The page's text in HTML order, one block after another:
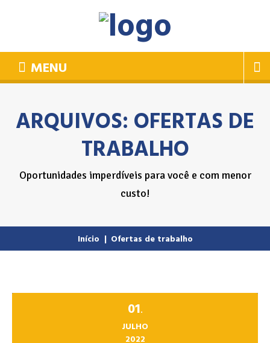
MENU
ARQUIVOS: OFERTAS DE
TRABALHO
Oportunidades imperdíveis para você e com menor
custo!
Início | Ofertas de trabalho
01.
JULHO
2022